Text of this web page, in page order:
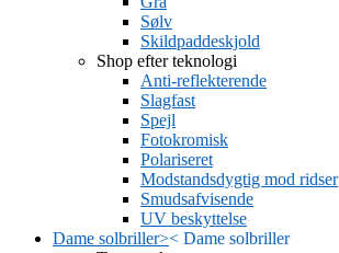
Sølv
Skildpaddeskjold
Shop efter teknologi
Anti-reflekterende
Slagfast
Spejl
Fotokromisk
Polariseret
Modstandsdygtig mod ridser
Smudsafvisende
UV beskyttelse
Dame solbriller>< Dame solbriller